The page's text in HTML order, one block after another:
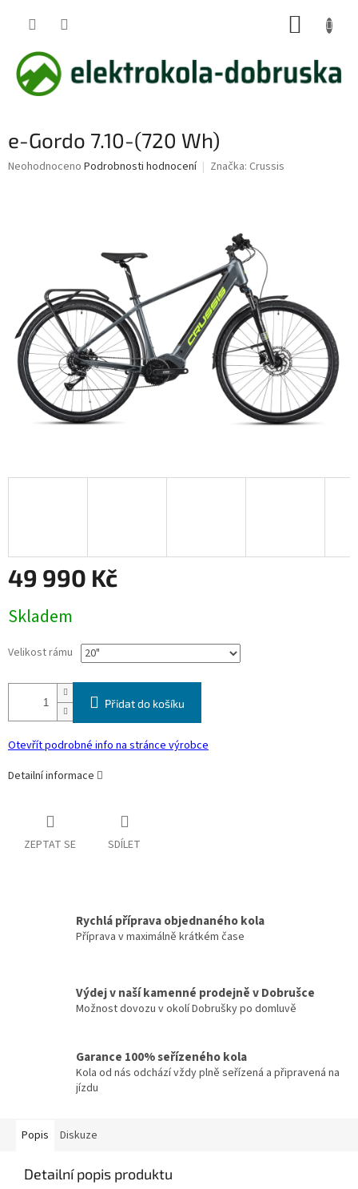
e-Gordo 7.10-(720 Wh)
Průměrné
Neohodnoceno Podrobnosti hodnocení Značka: Crussis
49 990 Kč
cena:
Skladem
Velikost rámu
Přidat do košíku
Otevřít podrobné info na stránce výrobce
Detailní informace
ZEPTAT SE SDÍLET
Rychlá příprava objednaného kola
Příprava v maximálně krátkém čase
Výdej v naší kamenné prodejně v Dobrušce
Možnost dovozu v okolí Dobrušky po domluvě
Garance 100% seřízeného kola
Kola od nás odchází vždy plně seřízená a připravená na
jízdu
Popis Diskuze
Detailní popis produktu